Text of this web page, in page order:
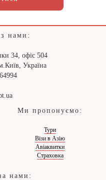
з нами:
34, офіс 504
Україна
Ми пропонуємо:
Тури
Візи в Азію
Авіаквитки
Страховка
нами: